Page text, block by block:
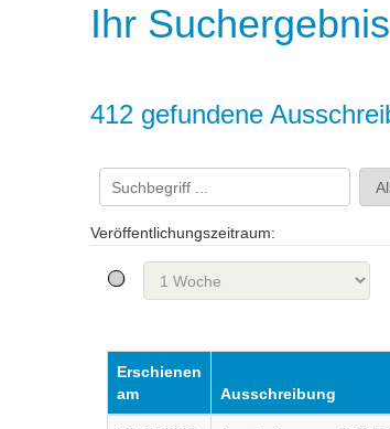
Ihr Suchergebnis
412 gefundene
Veröffentlichungszeitraum:
Erschienen
am
Ausschreibung